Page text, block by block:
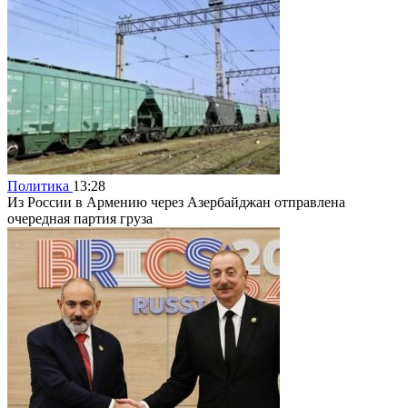
Политика 13:28
Из России в Армению через Азербайджан отправлена
очередная партия груза